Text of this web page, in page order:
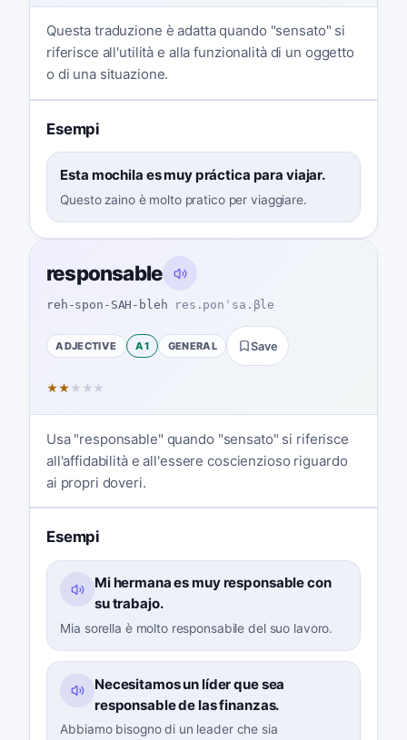
Questa traduzione è adatta quando "sensato" si
riferisce all'utilità e alla funzionalità di un oggetto
o di una situazione.
Esempi
Esta mochila es muy práctica para viajar.
Questo zaino è molto pratico per viaggiare.
responsable
reh-spon-SAH-bleh res.ponˈsa.βle
ADJECTIVE A1 GENERAL Save
★★ ★ ★ ★
Usa "responsable" quando "sensato" si riferisce
all'affidabilità e all'essere coscienzioso riguardo
ai propri doveri.
Esempi
Mi hermana es muy responsable con
su trabajo.
Mia sorella è molto responsabile del suo lavoro.
Necesitamos un líder que sea
responsable de las finanzas.
Abbiamo bisogno di un leader che sia